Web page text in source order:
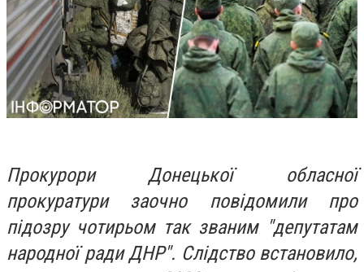
Прокурори Донецької обласної
прокуратури заочно повідомили про
підозру чотирьом так званим "депутатам
народної ради ДНР". Слідство встановило,